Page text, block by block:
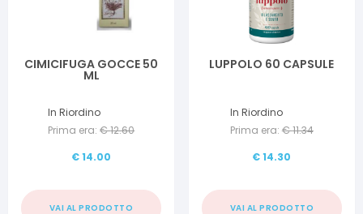
CIMICIFUGA GOCCE 50
ML
In Riordino
Prima era: €12.60
€14.00
VAI AL PRODOTTO
LUPPOLO 60 CAPSULE
In Riordino
Prima era: €11.34
€14.30
VAI AL PRODOTTO